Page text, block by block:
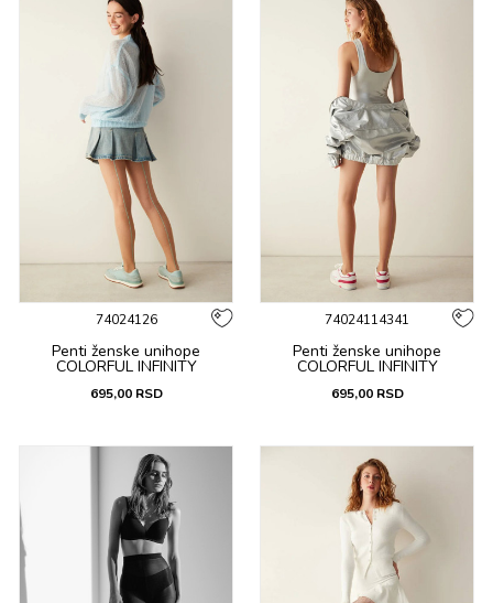
74024126
Penti ženske unihope
COLORFUL INFINITY
695,00 RSD
74024114341
Penti ženske unihope
COLORFUL INFINITY
695,00 RSD